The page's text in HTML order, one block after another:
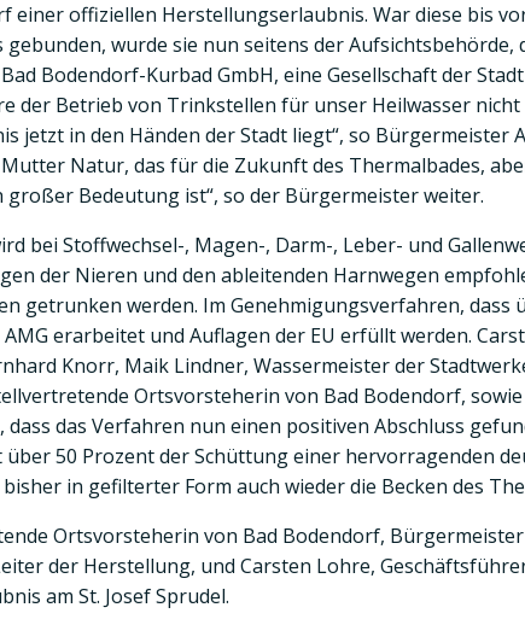
offiziellen Herstellungserlaubnis. War diese bis
wurde sie nun seitens der Aufsichtsbehörde,
Bodendorf-Kurbad GmbH, eine Gesellschaft der
der Betrieb von Trinkstellen für unser Heilwasser
jetzt in den Händen der Stadt liegt“, so Bürgermeister
Natur, das für die Zukunft des Thermalbades,
Bedeutung ist“, so der Bürgermeister weiter.
bei Stoffwechsel-, Magen-, Darm-, Leber- und
der Nieren und den ableitenden Harnwegen
getrunken werden. Im Genehmigungsverfahren, dass
erarbeitet und Auflagen der EU erfüllt werden.
Knorr, Maik Lindner, Wassermeister der
Ortsvorsteherin von Bad Bodendorf,
das Verfahren nun einen positiven Abschluss
50 Prozent der Schüttung einer hervorragenden
in gefilterter Form auch wieder die Becken des
Ortsvorsteherin von Bad Bodendorf,
der Herstellung, und Carsten Lohre,
am St. Josef Sprudel.